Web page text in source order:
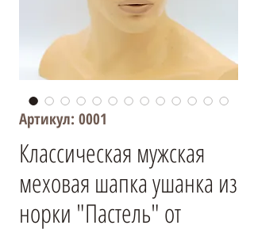
Артикул: 0001
Классическая мужская
меховая шапка ушанка из
норки "Пастель" от